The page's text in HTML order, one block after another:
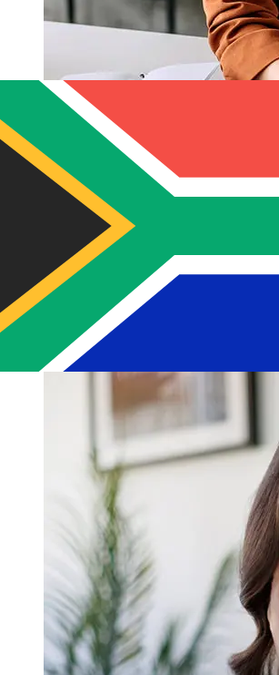
ABN AMRO EUR 到ZAR
使用ABN AMRO 从欧元成员国 转至南
时间因付款方式和交易时间而异。国际银
至 5 个工作日。银行假日和安全检查等因
货。请查看ABN AMRO Bank N.V 的截